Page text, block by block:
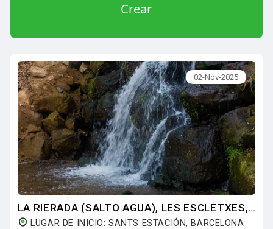
Crear
02-Nov-2025
LA RIERADA (SALTO AGUA), LES ESCLETXES, PUIGMADRONA (100 CIMS).
LUGAR DE INICIO: SANTS ESTACIÓN, BARCELONA